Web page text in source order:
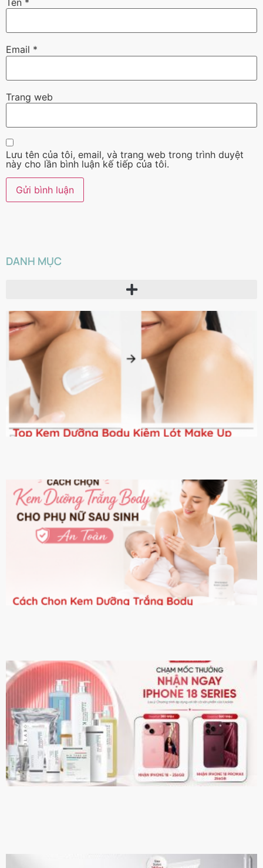
Email *
Trang web
Lưu tên của tôi, email, và trang web trong trình duyệt
này cho lần bình luận kế tiếp của tôi.
DANH MỤC